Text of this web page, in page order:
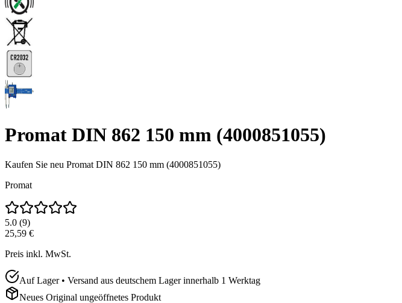
Promat DIN 862 150 mm (4000851055)
Kaufen Sie neu Promat DIN 862 150 mm (4000851055)
Promat
5.0 (9)
25,59 €
Preis inkl. MwSt.
Auf Lager • Versand aus deutschem Lager innerhalb 1 Werktag
Neues Original ungeöffnetes Produkt